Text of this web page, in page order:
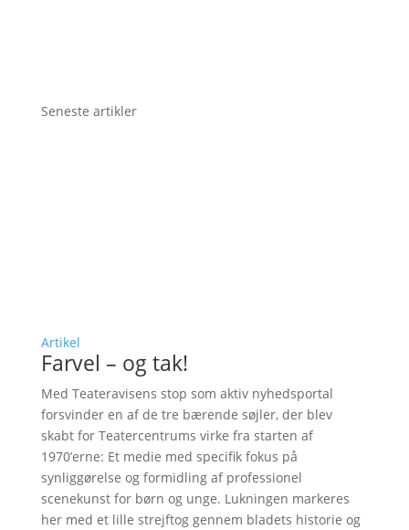
Seneste artikler
Artikel
Farvel – og tak!
Med Teateravisens stop som aktiv nyhedsportal
forsvinder en af de tre bærende søjler, der blev
skabt for Teatercentrums virke fra starten af
1970’erne: Et medie med specifik fokus på
synliggørelse og formidling af professionel
scenekunst for børn og unge. Lukningen markeres
her med et lille strejftog gennem bladets historie og